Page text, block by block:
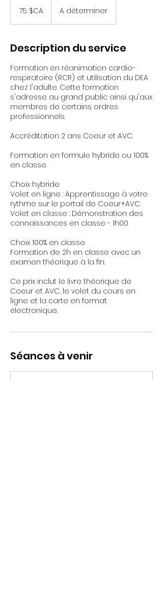
canadiens
75 $CA A déterminer
Description du service
Formation en réanimation cardio-
respiratoire (RCR) et utilisation du DEA
chez l'adulte. Cette formation
s'adresse au grand public ainsi qu'aux
membres de certains ordres
professionnels.
Accréditation 2 ans Coeur et AVC.
Formation en formule hybride ou 100%
en classe
Choix hybride
Volet en ligne : Apprentissage à votre
rythme sur le portail de Coeur+AVC
Volet en classe : Démonstration des
connaissances en classe - 1h00
Choix 100% en classe
Formation de 2h en classe avec un
examen théorique à la fin.
Ce prix inclut le livre théorique de
Coeur et AVC, le volet du cours en
ligne et la carte en format
électronique.
Séances à venir